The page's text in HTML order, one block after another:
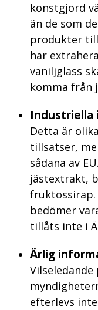
konstgjord
än de som
produkter
har
vaniljglass
komma från
Industriella
Detta är
tillsatser,
sådana av
jästextrakt,
fruktossirap.
bedömer
tillåts inte i
Ärlig
efterlevs